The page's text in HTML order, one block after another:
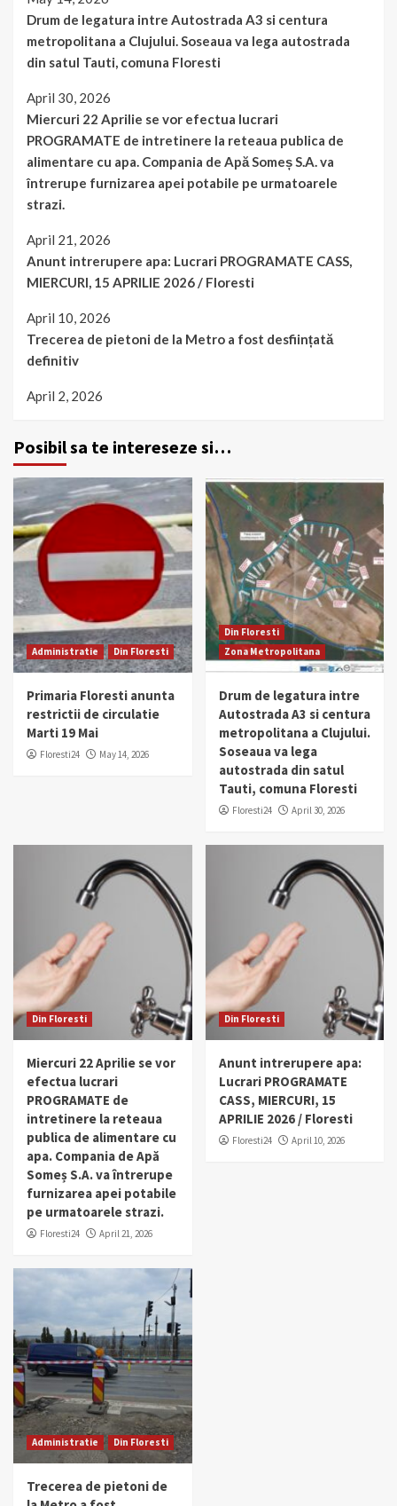
Drum de legatura intre Autostrada A3 si centura
metropolitana a Clujului. Soseaua va lega autostrada
din satul Tauti, comuna Floresti
April 30, 2026
Miercuri 22 Aprilie se vor efectua lucrari
PROGRAMATE de intretinere la reteaua publica de
alimentare cu apa. Compania de Apă Someș S.A. va
întrerupe furnizarea apei potabile pe urmatoarele
strazi.
April 21, 2026
Anunt intrerupere apa: Lucrari PROGRAMATE CASS,
MIERCURI, 15 APRILIE 2026 / Floresti
April 10, 2026
Trecerea de pietoni de la Metro a fost desființată
definitiv
April 2, 2026
Posibil sa te intereseze si…
Administratie Din Floresti
Primaria Floresti anunta
restrictii de circulatie
Marti 19 Mai
Floresti24 May 14, 2026
Din Floresti
Zona Metropolitana
Drum de legatura intre
Autostrada A3 si centura
metropolitana a Clujului.
Soseaua va lega
autostrada din satul
Tauti, comuna Floresti
Floresti24 April 30, 2026
Din Floresti
Miercuri 22 Aprilie se vor
efectua lucrari
PROGRAMATE de
intretinere la reteaua
publica de alimentare cu
apa. Compania de Apă
Someș S.A. va întrerupe
furnizarea apei potabile
pe urmatoarele strazi.
Floresti24 April 21, 2026
Din Floresti
Anunt intrerupere apa:
Lucrari PROGRAMATE
CASS, MIERCURI, 15
APRILIE 2026 / Floresti
Floresti24 April 10, 2026
Administratie Din Floresti
Trecerea de pietoni de